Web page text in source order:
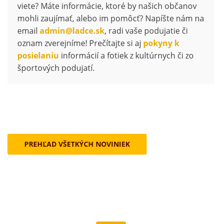
viete? Máte informácie, ktoré by našich občanov
mohli zaujímať, alebo im pomôcť? Napíšte nám na
email admin@ladce.sk, radi vaše podujatie či
oznam zverejníme! Prečítajte si aj pokyny k
posielaniu informácií a fotiek z kultúrnych či zo
športových podujatí.
PREHĽAD VŠETKÝCH NOVINIEK